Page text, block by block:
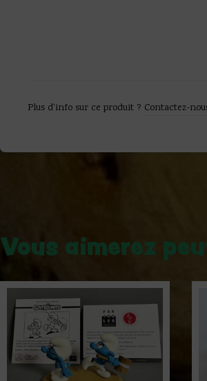
Plus d'info sur ce produit ? Contactez-
Vous aimerez